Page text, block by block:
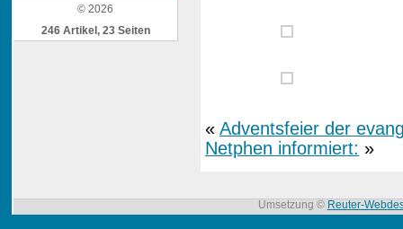
© 2026
246 Artikel, 23 Seiten
« Adventsfeier der
Netphen informiert: »
Umsetzung © Reuter-